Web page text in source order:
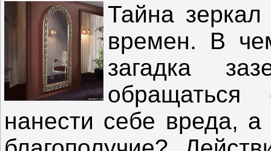
Тайна
времен. В
загадка
нанести себе вреда, а